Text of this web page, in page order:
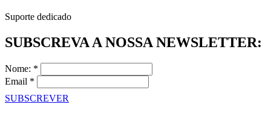
Suporte dedicado
SUBSCREVA A NOSSA NEWSLETTER:
Nome: *
Email *
SUBSCREVER